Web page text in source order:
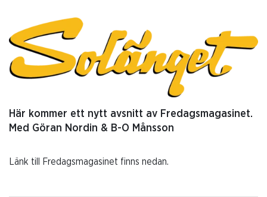
Här kommer ett nytt avsnitt av Fredagsmagasinet.
Med Göran Nordin & B-O Månsson
Länk till Fredagsmagasinet finns nedan.